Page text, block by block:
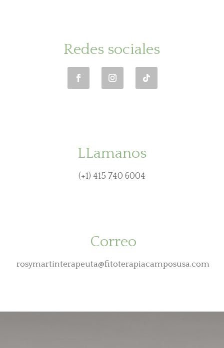
Redes sociales
LLamanos
(+1) 415 740 6004
Correo
rosymartinterapeuta@fitoterapiacamposusa.com